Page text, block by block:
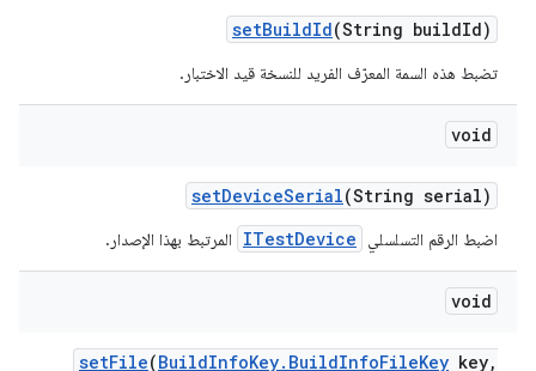
setBuildId(String buildId)
تضبط هذه السمة المعرّف الفريد للنسخة قيد الاختبار.
void
setDeviceSerial(String serial)
اضبط الرقم التسلسلي ITestDevice المرتبط بهذا الإصدار.
void
setFile(BuildInfoKey. BuildInfoFileKey key,